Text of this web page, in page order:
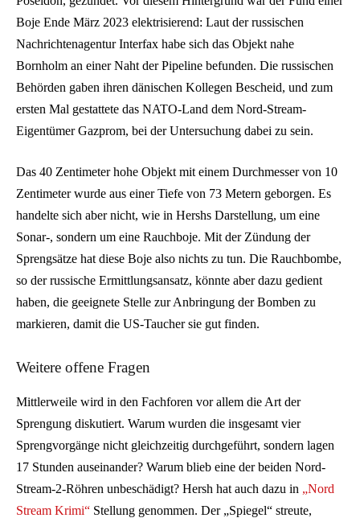
Boje Ende März 2023 elektrisierend: Laut der russischen
Nachrichtenagentur Interfax habe sich das Objekt nahe
Bornholm an einer Naht der Pipeline befunden. Die russischen
Behörden gaben ihren dänischen Kollegen Bescheid, und zum
ersten Mal gestattete das NATO-Land dem Nord-Stream-
Eigentümer Gazprom, bei der Untersuchung dabei zu sein.
Das 40 Zentimeter hohe Objekt mit einem Durchmesser von 10
Zentimeter wurde aus einer Tiefe von 73 Metern geborgen. Es
handelte sich aber nicht, wie in Hershs Darstellung, um eine
Sonar-, sondern um eine Rauchboje. Mit der Zündung der
Sprengsätze hat diese Boje also nichts zu tun. Die Rauchbombe,
so der russische Ermittlungsansatz, könnte aber dazu gedient
haben, die geeignete Stelle zur Anbringung der Bomben zu
markieren, damit die US-Taucher sie gut finden.
Weitere offene Fragen
Mittlerweile wird in den Fachforen vor allem die Art der
Sprengung diskutiert. Warum wurden die insgesamt vier
Sprengvorgänge nicht gleichzeitig durchgeführt, sondern lagen
17 Stunden auseinander? Warum blieb eine der beiden Nord-
Stream-2-Röhren unbeschädigt? Hersh hat auch dazu in „Nord
Stream Krimi“ Stellung genommen. Der „Spiegel“ streute,